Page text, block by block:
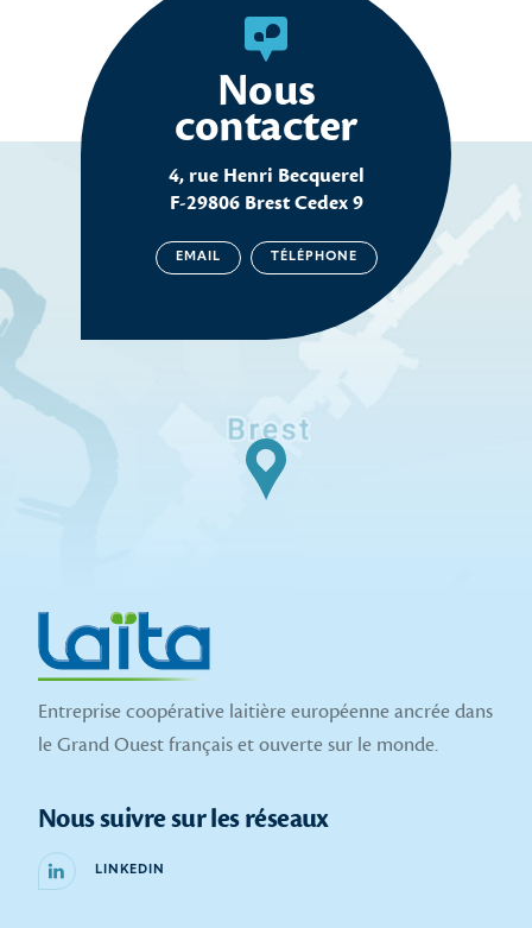
Nous
contacter
4, rue Henri Becquerel
F-29806 Brest Cedex 9
EMAIL TÉLÉPHONE
Entreprise coopérative laitière européenne ancrée dans
le Grand Ouest français et ouverte sur le monde.
Nous suivre sur les réseaux
LINKEDIN